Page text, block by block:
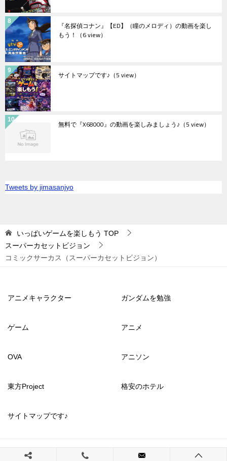
『名探偵コナン』【ED】（瞳のメロディ）の動画を楽し
もう！ （6 view）
サイトマップです♪ （5 view）
無料で『X68000』の動画を楽しみましょう♪ （5 view）
Tweets by jimasanjyo
いっぱいゲームを楽しもう TOP
スーパーカセットビジョン
コミックサーカス（スーパーカセットビジョン）
アニメキャラクター ガンダムを勉強
ゲーム アニメ
OVA アニソン
東方Project 格安のホテル
サイトマップです♪
© 2017 いっぱいゲームを楽しもう